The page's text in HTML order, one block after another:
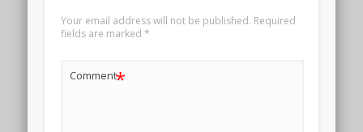
Your email address will not be published. Required
fields are marked *
Comment*